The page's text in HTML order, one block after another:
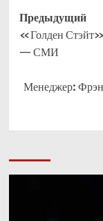
записи
Предыдущий
«Голден Стэйт»
— СМИ
Менеджер: